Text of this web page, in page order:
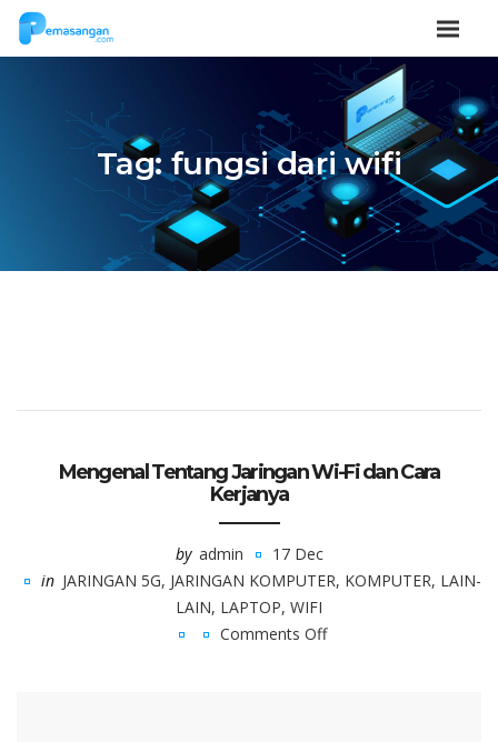
Tag:fungsi dari wifi
Mengenal Tentang Jaringan Wi-Fi dan Cara
Kerjanya
by admin
17 Dec
in JARINGAN 5G, JARINGAN KOMPUTER, KOMPUTER, LAIN-
LAIN, LAPTOP, WIFI
Comments Off